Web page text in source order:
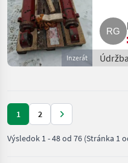
Inzerát
1 2
Výsledok 1-48od 76 (Stránka 1